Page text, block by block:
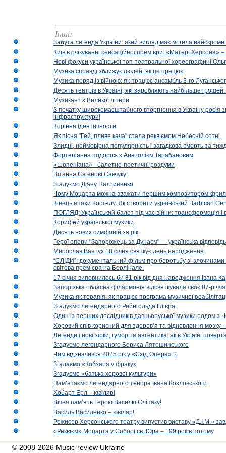
Інші:
Забута легенда України: який вигляд має могила
Київ в очікуванні сенсаційної прем’єри: «Матері
Нові фокуси української топ-театральної хореографині
Музика справді зближує людей: як це працює
Музика поряд із війною: як працює ансамбль 3-го
Десять театрів в Україні, які заробляють найбільше
Музикант з Великої літери
З початку широкомасштабного вторгнення в Україну росія
інфраструктури!
Коріння ідентичности
Як пісня "Гей, пливе кача" стала реквіємом Небесній сотні
Злидні, неймовірна популярність і загадкова смерть за
Фортепіанна подорож з Анатолієм Тарабановим
«Шопеніана» - балетно-поетичні роздуми
Вітання Євгенові Савчуку!
Згадуємо Діану Петриненко
Чому Моцарта можна вважати першим композитором-
Кінець епохи Костелу. Як створити український Barbican
ПОГЛЯД: Український балет під час війни: трансформація і
Корифей української музики
Десять нових симфоній за рік
Герої опери "Запорожець за Дунаєм" — українська
Мирослав Вантух 18 січня святкує день народження
“СЛІДИ”: документальний фільм про боротьбу зі
світова прем’єра на Берлінале.
17 січня виповнилось би 81 рік від дня народження Івана
Запорізька обласна філармонія відсвяткувала своє 87-річчя
Музика як терапія: як працює програма музичної
Згадуємо легендарного Рейнгольда Глієра
Один із перших дослідників давньоруської музики родом з
Хоровий спів корисний для здоров’я та відновлення мозку
Легенди і нові зірки, гумор та автентика: як в Україні
Згадуємо легендарного Бориса Лятошинського
Чим відзначився 2025 рік у «Схід Опера» ?
Згадаємо «Кобзаря у фраку»
Згадуємо «батька хорової культури»
Пам’ятаємо легендарного тенора Івана Козловського
Хобарт Ерл – ювіляр!
Вічна пам’ять Герою Василю Сліпаку!
Василь Василенко – ювіляр!
Режисер Херсонського театру випустив виставу «Д.І.М.»
«Реквієм» Моцарта у Соборі св. Юра – 199 років потому
© 2008-2026 Music-review Ukraine